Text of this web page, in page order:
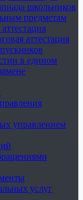
школьников
предметам
аттестация
в едином
управлением
услуг